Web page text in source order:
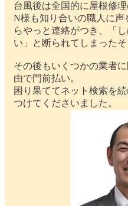
台風後は全国的に屋根修
N様も知り合いの職人に
らやっと連絡がつき、「
い」と断られてしまったそ
その後もいくつかの業者
由で門前払い。
困り果ててネット検索を
つけてくださいました。